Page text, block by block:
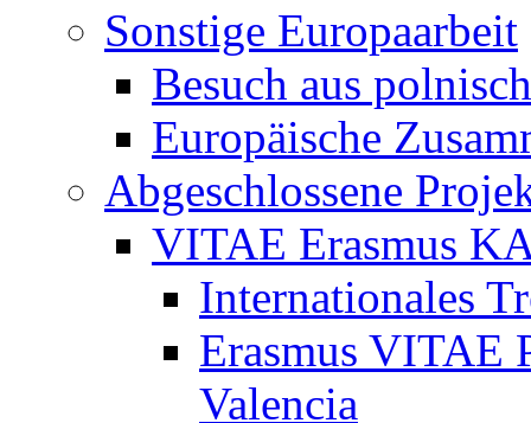
Sonstige Europaarbeit
Besuch aus
Europäische
Abgeschlossene
VITAE Erasmus
Internationales
Erasmus VITAE
Valencia